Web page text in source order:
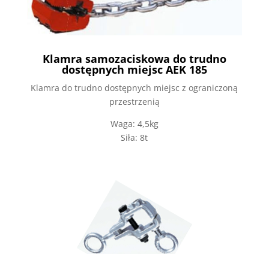
Klamra samozaciskowa do trudno
dostępnych miejsc AEK 185
Klamra do trudno dostępnych miejsc z ograniczoną
przestrzenią
Waga: 4,5kg
Siła: 8t